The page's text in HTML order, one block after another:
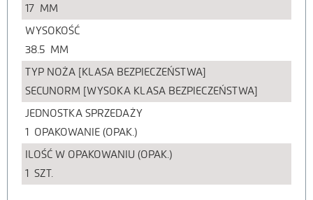
17 MM
WYSOKOŚĆ
38.5 MM
TYP NOŻA [KLASA BEZPIECZEŃSTWA]
SECUNORM [WYSOKA KLASA BEZPIECZEŃSTWA]
JEDNOSTKA SPRZEDAŻY
1 OPAKOWANIE (OPAK.)
ILOŚĆ W OPAKOWANIU (OPAK.)
1 SZT.